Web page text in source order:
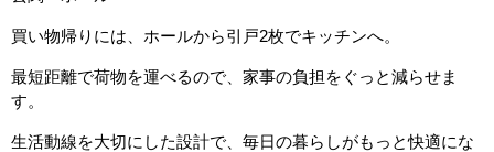
買い物帰りには、ホールから引戸2枚でキッチンへ。
最短距離で荷物を運べるので、家事の負担をぐっと減らせま
す。
生活動線を大切にした設計で、毎日の暮らしがもっと快適にな